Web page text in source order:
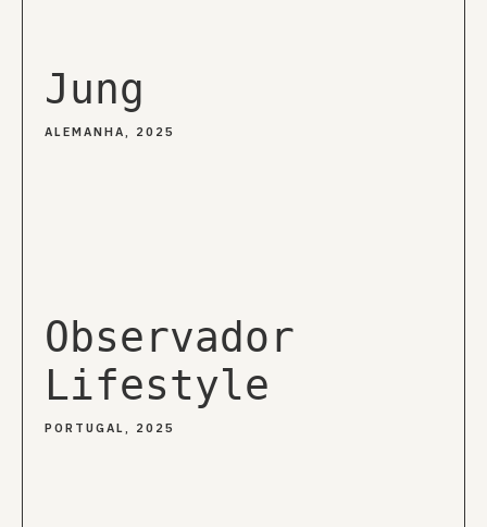
Jung
ALEMANHA, 2025
Observador
Lifestyle
PORTUGAL, 2025